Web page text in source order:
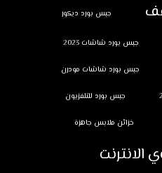
جبس بورد ديكور
جبس بورد شاشات 2023
جبس بورد شاشات مودرن
جبس بورد للتلفزيون
خزائن ملابس جاهزة
الانترنت